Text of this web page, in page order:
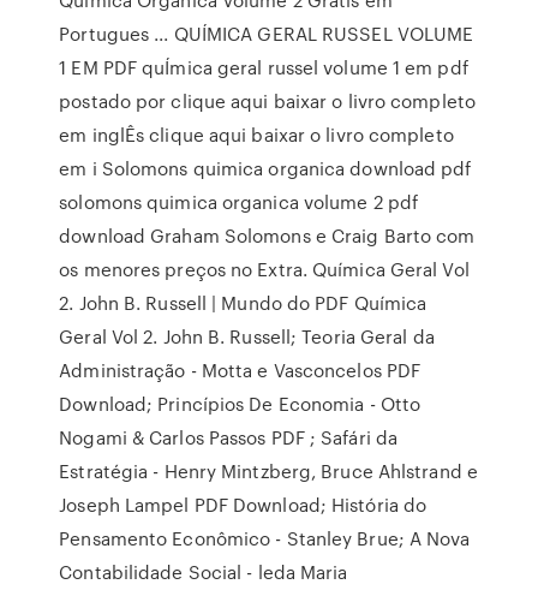
Portugues ... QUÍMICA GERAL RUSSEL VOLUME
1 EM PDF quÍmica geral russel volume 1 em pdf
postado por clique aqui baixar o livro completo
em inglÊs clique aqui baixar o livro completo
em i Solomons quimica organica download pdf
solomons quimica organica volume 2 pdf
download Graham Solomons e Craig Barto com
os menores preços no Extra. Química Geral Vol
2. John B. Russell | Mundo do PDF Química
Geral Vol 2. John B. Russell; Teoria Geral da
Administração - Motta e Vasconcelos PDF
Download; Princípios De Economia - Otto
Nogami & Carlos Passos PDF ; Safári da
Estratégia - Henry Mintzberg, Bruce Ahlstrand e
Joseph Lampel PDF Download; História do
Pensamento Econômico - Stanley Brue; A Nova
Contabilidade Social - leda Maria